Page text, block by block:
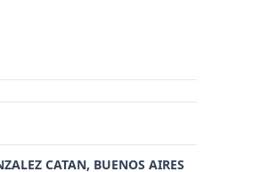
FABRICANTES
CATAN, BUENOS AIRES